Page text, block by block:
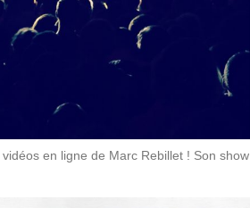
en ligne de Marc Rebillet ! Son show